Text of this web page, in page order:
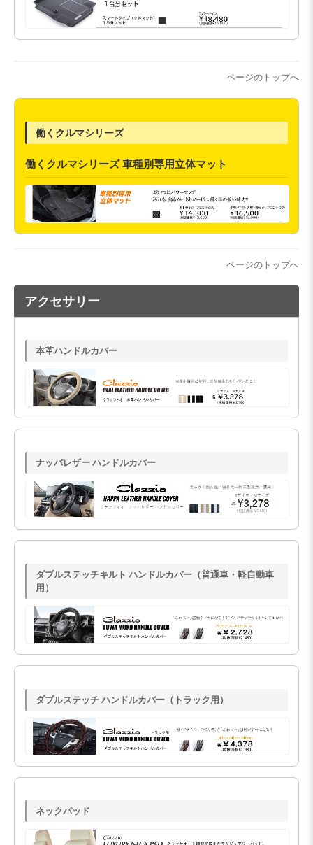
ページのトップへ
働くクルマシリーズ
働くクルマシリーズ 車種別専用立体マット
ページのトップへ
アクセサリー
本革ハンドルカバー
ナッパレザー ハンドルカバー
ダブルステッチキルト ハンドルカバー（普通車・軽自動車
用）
ダブルステッチ ハンドルカバー（トラック用）
ネックパッド